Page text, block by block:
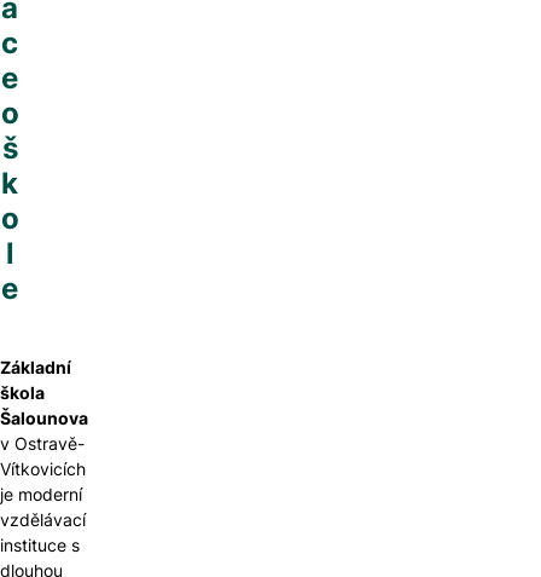
a
c
e
o
š
k
o
l
e
Základní
škola
Šalounova
v Ostravě-
Vítkovicích
je moderní
vzdělávací
instituce s
dlouhou